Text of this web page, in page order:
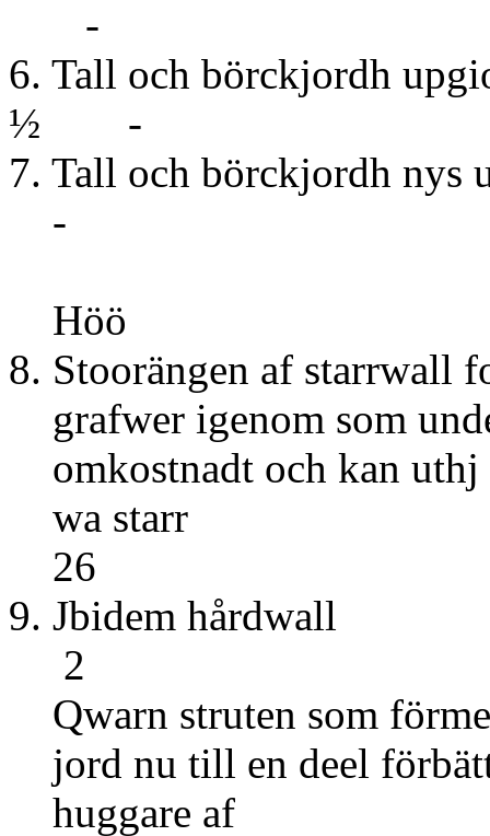
-
6. Tall och
½ -
7. Tall och
-
Höö
8. Stoorängen af starrwall
grafwer igenom som
omkostnadt och kan uthj
wa
26
9.
2
Qwarn struten som
jord nu till en deel
huggare af